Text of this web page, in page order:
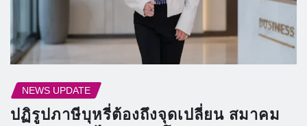
NEWS UPDATE
ปฏิรูปภาษีบุหรี่ต้องถึงจุดเปลี่ยน สมาคม